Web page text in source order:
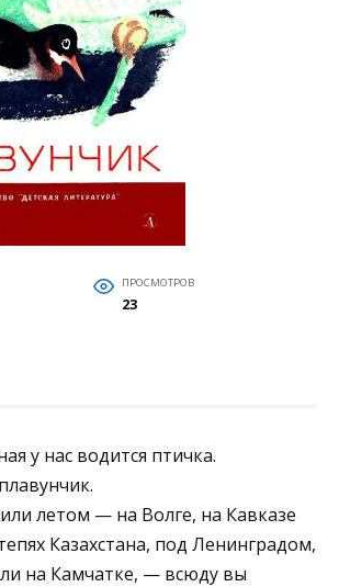
ПРОСМОТРОВ
23
у нас водится птичка.
летом — на Волге, на Кавказе
Казахстана, под Ленинградом,
на Камчатке, — всюду вы